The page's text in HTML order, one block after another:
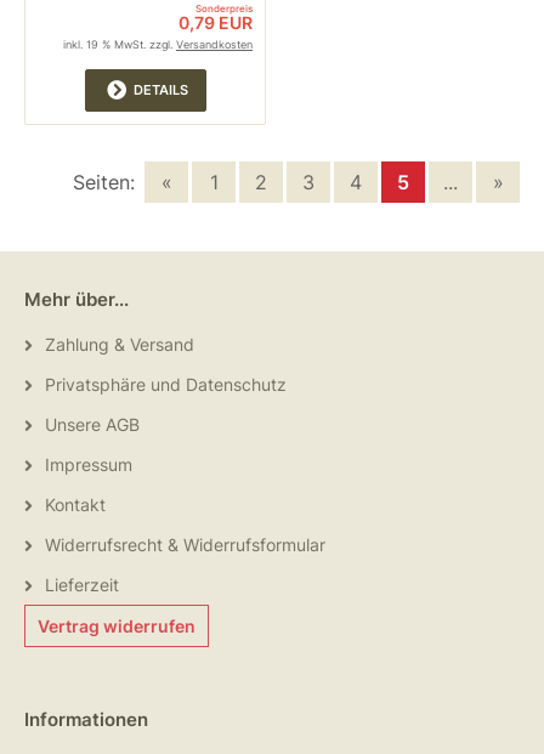
Sonderpreis
0,79 EUR
inkl. 19 % MwSt. zzgl. Versandkosten
DETAILS
Seiten: « 1 2 3 4 5 ... »
Mehr über...
Zahlung & Versand
Privatsphäre und Datenschutz
Unsere AGB
Impressum
Kontakt
Widerrufsrecht & Widerrufsformular
Lieferzeit
Vertrag widerrufen
Informationen